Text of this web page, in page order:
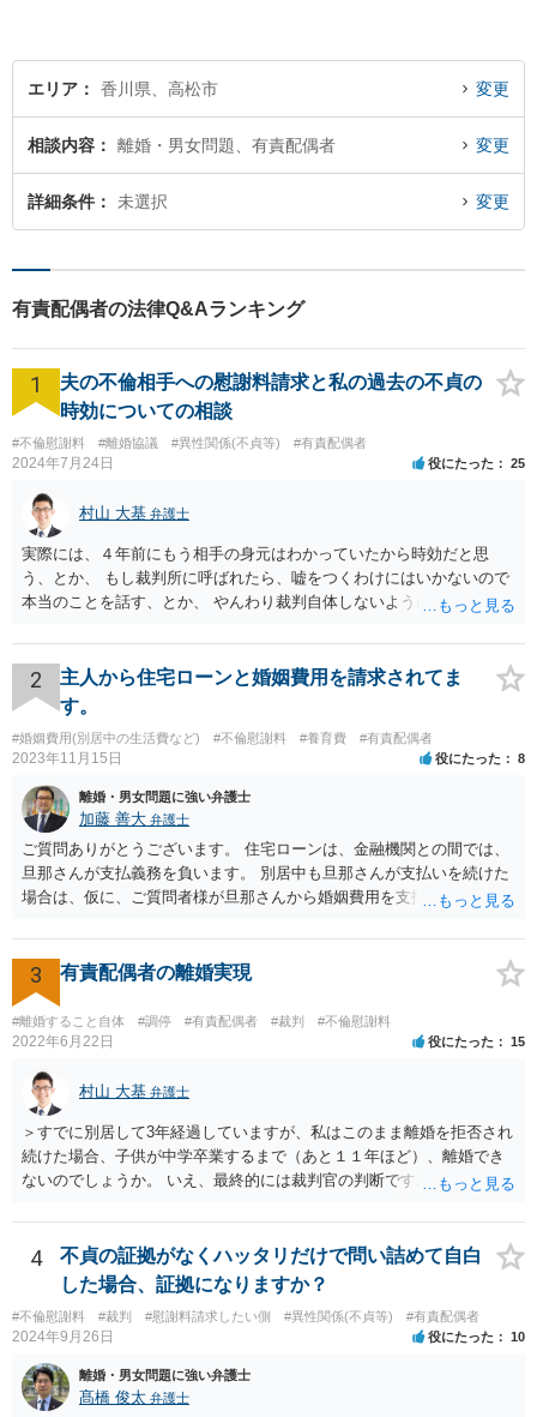
エリア 香川県、高松市 変更
相談内容 離婚・男女問題、有責配偶者 変更
詳細条件 未選択 変更
有責配偶者の法律Q&Aランキング
1
夫の不倫相手への慰謝料請求と私の過去の不貞の
時効についての相談
#不倫慰謝料 #離婚協議 #異性関係(不貞等) #有責配偶者
2024年7月24日 役にたった 25
村山 大基 弁護士
実際には、４年前にもう相手の身元はわかっていたから時効だと思
う、とか、 もし裁判所に呼ばれたら、嘘をつくわけにはいかないので
本当のことを話す、とか、 やんわり裁判自体しないように説得するの
2
主人から住宅ローンと婚姻費用を請求されてま
す。
#婚姻費用(別居中の生活費など) #不倫慰謝料 #養育費 #有責配偶者
2023年11月15日 役にたった 8
離婚・男女問題に強い弁護士
加藤 善大 弁護士
ご質問ありがとうございます。 住宅ローンは、金融機関との間では、
旦那さんが支払義務を負います。 別居中も旦那さんが支払いを続けた
場合は、仮に、ご質問者様が旦那さんから婚姻費用を支払ってもらう
部の額を引いた額が婚姻費用として支払われることになることが多い
です。 また、離婚をする際の財産分与において考慮されることもあり
ます。 他方、旦那さんが住宅ローンを支払わなくなってしまう場合が
あります。 その場合に、ご質問者様が、その後もご自宅に住み続けた
い場合は、実質的にご質問者様が住宅ローンをお支払になる必要が出
て、強制的にご自宅が売却されてしまう可能性があるからです。 可能
であれば、婚姻費用の額、親権を取得するために現時点でしておくべ
きこと等も含め、お近くの弁護士に直接相談して、アドバイス等を求
めることをお勧めします。
3 有責配偶者の離婚実現
#離婚すること自体 #調停 #有責配偶者 #裁判 #不倫慰謝料
2022年6月22日 役にたった 15
村山 大基 弁護士
＞すでに別居して3年経過していますが、私はこのまま離婚を拒否され
続けた場合、子供が中学卒業するまで（あと１１年ほど）、離婚でき
ないのでしょうか。 いえ、最終的には裁判官の判断ですが、現時点で
に離婚できない、ということもないと思います。 すでに依頼されてい
るということですし、例えば離婚後の養育費額について譲歩するなど
離婚の条件含めて、考えておられる通り打診してみると良いと思いま
す。 また、調停で第三者を介して再度協議してみる、ということも考
えられます。
4
不貞の証拠がなくハッタリだけで問い詰めて自白
した場合、証拠になりますか？
#不倫慰謝料 #裁判 #慰謝料請求したい側 #異性関係(不貞等) #有責配偶者
2024年9月26日 役にたった 10
離婚・男女問題に強い弁護士
髙橋 俊太 弁護士